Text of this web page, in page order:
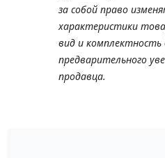
за собой право
характеристики
вид и комплектность
предварительного
продавца.